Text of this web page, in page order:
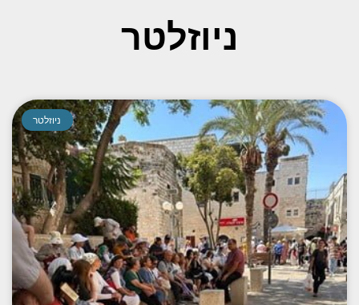
ניוזלטר
ניוזלטר